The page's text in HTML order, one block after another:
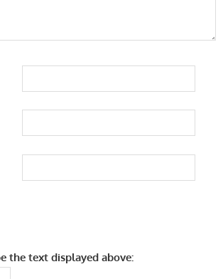
the text displayed above: